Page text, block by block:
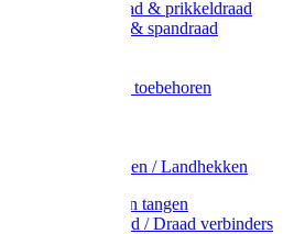
Metaal draad & prikkeldraad
Binddraad & spandraad
Afrasternet toebehoren
Weidehekken / Landhekken
Spanners en tangen
Lint / Koord / Draad verbinders